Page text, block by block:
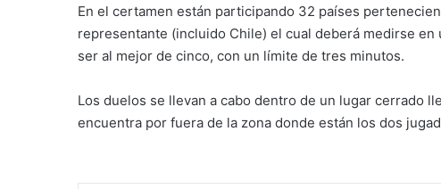
En el certamen están participando 32 países
representante (incluido Chile) el cual deberá medirse
ser al mejor de cinco, con un límite de tres minutos.
Los duelos se llevan a cabo dentro de un lugar cerrado
encuentra por fuera de la zona donde están los dos